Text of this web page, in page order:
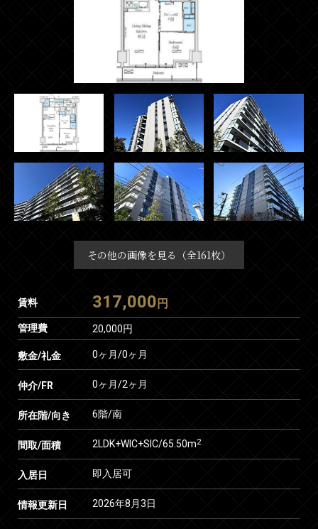
その他の画像を見る（全161枚）
賃料 317,000 円
管理費 20,000円
敷金/礼金 0ヶ月/0ヶ月
仲介/FR 0ヶ月/2ヶ月
所在階/向き 6階/南
間取/面積 2LDK+WIC+SIC/65.50m2
入居日 即入居可
情報更新日 2026年8月3日